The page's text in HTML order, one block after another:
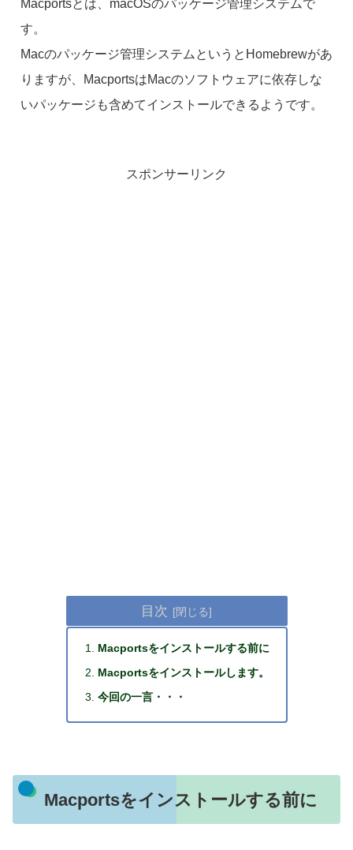
Macportsとは、macOSのパッケージ管理システムで
す。
Macのパッケージ管理システムというとHomebrewがあ
りますが、MacportsはMacのソフトウェアに依存しな
いパッケージも含めてインストールできるようです。
スポンサーリンク
目次
Macportsをインストールする前に
Macportsをインストールします。
今回の一言・・・
Macportsをインストールする前に